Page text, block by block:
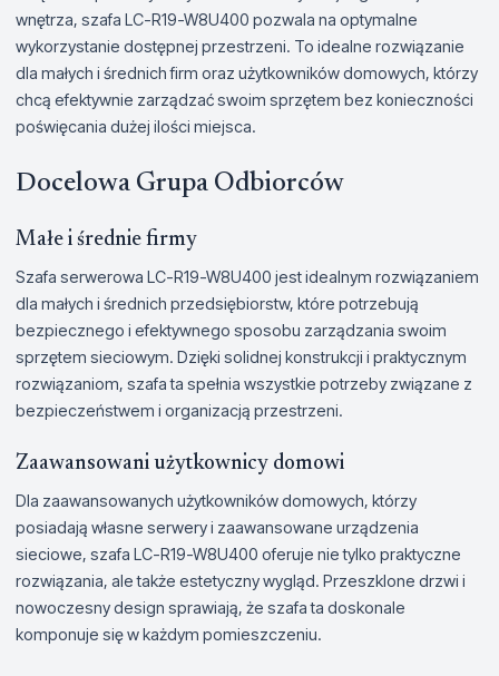
wnętrza, szafa LC-R19-W8U400 pozwala na optymalne
wykorzystanie dostępnej przestrzeni. To idealne rozwiązanie
dla małych i średnich firm oraz użytkowników domowych, którzy
chcą efektywnie zarządzać swoim sprzętem bez konieczności
poświęcania dużej ilości miejsca.
Docelowa Grupa Odbiorców
Małe i średnie firmy
Szafa serwerowa LC-R19-W8U400 jest idealnym rozwiązaniem
dla małych i średnich przedsiębiorstw, które potrzebują
bezpiecznego i efektywnego sposobu zarządzania swoim
sprzętem sieciowym. Dzięki solidnej konstrukcji i praktycznym
rozwiązaniom, szafa ta spełnia wszystkie potrzeby związane z
bezpieczeństwem i organizacją przestrzeni.
Zaawansowani użytkownicy domowi
Dla zaawansowanych użytkowników domowych, którzy
posiadają własne serwery i zaawansowane urządzenia
sieciowe, szafa LC-R19-W8U400 oferuje nie tylko praktyczne
rozwiązania, ale także estetyczny wygląd. Przeszklone drzwi i
nowoczesny design sprawiają, że szafa ta doskonale
komponuje się w każdym pomieszczeniu.